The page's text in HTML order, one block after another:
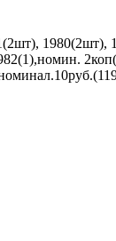
1980(2шт),